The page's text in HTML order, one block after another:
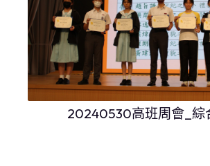
20240530高班周會_綜